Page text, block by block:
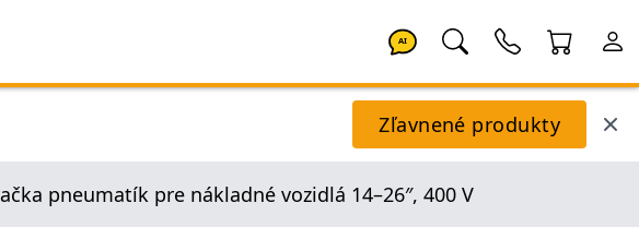
AI
Zľavnené produkty
pneumatík pre nákladné vozidlá 14–26″, 400 V